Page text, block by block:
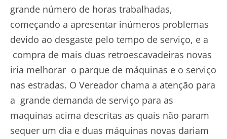
grande número de horas trabalhadas,
começando a apresentar inúmeros problemas
devido ao desgaste pelo tempo de serviço, e a
compra de mais duas retroescavadeiras novas
iria melhorar o parque de máquinas e o serviço
nas estradas. O Vereador chama a atenção para
a grande demanda de serviço para as
maquinas acima descritas as quais não param
sequer um dia e duas máquinas novas dariam